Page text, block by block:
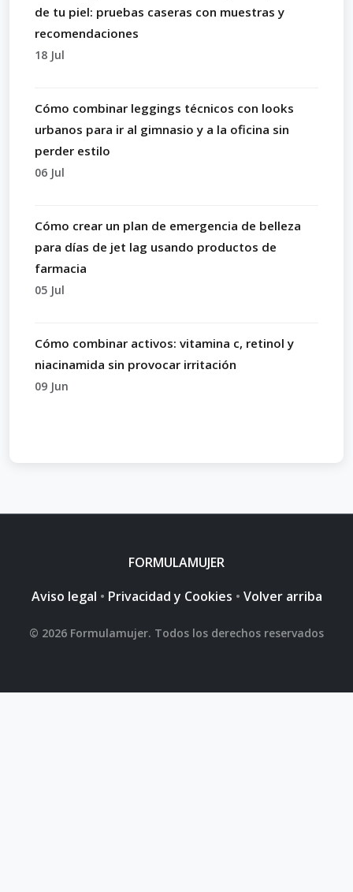
de tu piel: pruebas caseras con muestras y
recomendaciones
18 Jul
Cómo combinar leggings técnicos con looks
urbanos para ir al gimnasio y a la oficina sin
perder estilo
06 Jul
Cómo crear un plan de emergencia de belleza
para días de jet lag usando productos de
farmacia
05 Jul
Cómo combinar activos: vitamina c, retinol y
niacinamida sin provocar irritación
09 Jun
FORMULAMUJER
Aviso legal • Privacidad y Cookies • Volver arriba
© 2026 Formulamujer. Todos los derechos reservados